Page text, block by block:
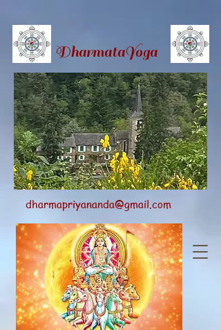
DharmataYoga
dharmapriyananda@gmail.com